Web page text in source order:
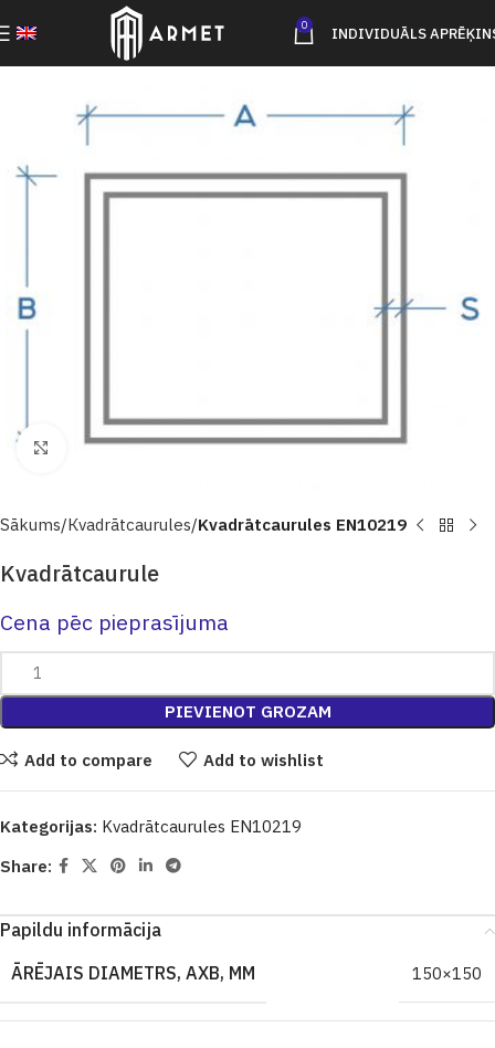
0 INDIVIDUĀLS
Click to enlarge
Sākums Кvadrātcaurules Kvadrātcaurules EN10219
Kvadrātcaurule
Cena pēc pieprasījuma
PIEVIENOT GROZAM
Add to compare Add to wishlist
Kategorijas: Kvadrātcaurules EN10219
Share:
Papildu informācija
ĀRĒJAIS DIAMETRS, AXB, MM
150×150